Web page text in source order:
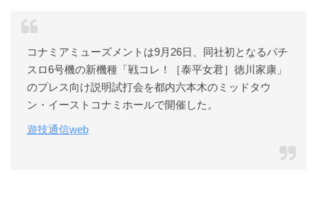
コナミアミューズメントは9月26日、同社初となるパチ
スロ6号機の新機種「戦コレ！［泰平女君］徳川家康」
のプレス向け説明試打会を都内六本木のミッドタウ
ン・イーストコナミホールで開催した。
遊技通信web